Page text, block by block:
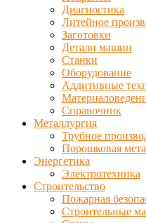
Диагностика
Литейное
Заготовки
Детали машин
Станки
Оборудование
Аддитивные
Справочник
Металлургия
Трубное
Порошковая
Энергетика
Электротехника
Строительство
Пожарная
Строительные